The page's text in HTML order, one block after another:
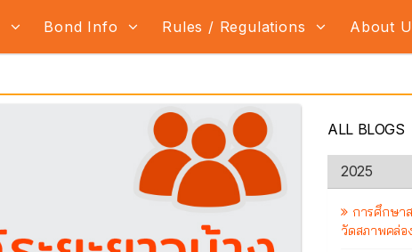
Bond Info Rules / Regulations About
ALL BLOGS
2025
การศึกษา
วัดสภาพคล่อ